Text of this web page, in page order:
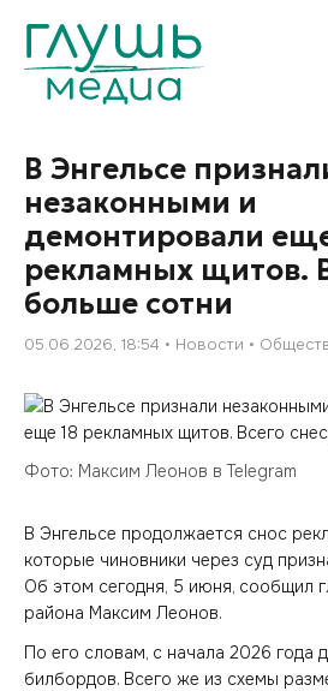
В Энгельсе
незаконными и
демонтировали
рекламных щитов.
больше сотни
05.06.2026, 18:54 Новости
Фото: Максим Леонов в Telegram
В Энгельсе продолжается снос
которые чиновники через суд
Об этом сегодня, 5 июня, сообщил
района Максим Леонов.
По его словам, с начала 2026 года
билбордов. Всего же из схемы